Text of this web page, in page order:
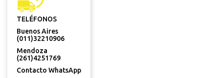
TELÉFONOS
Buenos Aires
(011)32210906
Mendoza
(261)4251769
Contacto WhatsApp